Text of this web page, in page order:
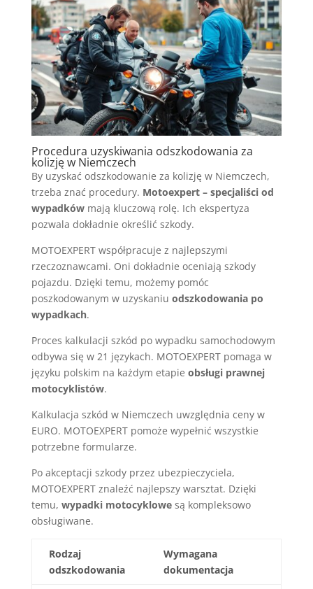
Procedura uzyskiwania odszkodowania za
kolizję w Niemczech
By uzyskać odszkodowanie za kolizję w Niemczech,
trzeba znać procedury. Motoexpert – specjaliści od
wypadkówmają kluczową rolę. Ich ekspertyza
pozwala dokładnie określić szkody.
MOTOEXPERT współpracuje z najlepszymi
rzeczoznawcami. Oni dokładnie oceniają szkody
pojazdu. Dzięki temu, możemy pomóc
poszkodowanym w uzyskaniu odszkodowania po
wypadkach.
Proces kalkulacji szkód po wypadku samochodowym
odbywa się w 21 językach. MOTOEXPERT pomaga w
języku polskim na każdym etapie obsługi prawnej
motocyklistów.
Kalkulacja szkód w Niemczech uwzględnia ceny w
EURO. MOTOEXPERT pomoże wypełnić wszystkie
potrzebne formularze.
Po akceptacji szkody przez ubezpieczyciela,
MOTOEXPERT znaleźć najlepszy warsztat. Dzięki
temu, wypadki motocyklowesą kompleksowo
obsługiwane.
Rodzaj
odszkodowania
Wymagana
dokumentacja